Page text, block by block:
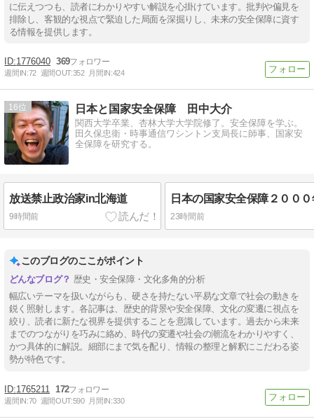
に伝えつつも、読者にわかりやすい解説を心掛けています。批判や偏見を
排除し、客観的な視点で緊迫した局面を深掘りし、未来の安全保障に資す
る情報を提供します。
1776040 369
週間IN:72 週間OUT:352 月間IN:424
16 日本と国家安全保障 田中大介
関西大学卒業、杏林大学大学院修了。安全保障を学ぶ。
田久保忠衛・時事通信ワシントン支局長に師事、国家安
全保障を研究する。
放送禁止政治家in北海道
9時間前 23時間前
このブログのここがポイント
歴史・安全保障・文化多角的分析
幅広いテーマを扱いながらも、硬さを持たない平易な文章で社会の動きを
鋭く照射します。各記事は、歴史的背景や安全保障、文化の変遷に視点を
絞り、読者に新たな視界を提供することを意識しています。過去から未来
までのつながりを巧みに絡め、時代の変遷や社会の潮流をわかりやすく、
かつ具体的に解説。細部にまで気を配り、情報の整理と解釈にこだわる姿
勢が特色です。
1765211 172
週間IN:70 週間OUT:590 月間IN:330